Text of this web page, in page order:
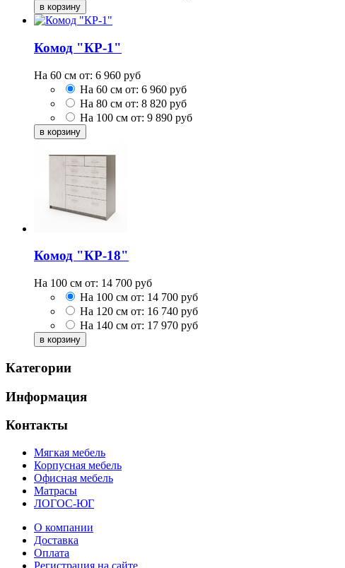
Комод "КР-1"
На 60 см от: 6 960 руб
На 60 см от: 6 960 руб
На 80 см от: 8 820 руб
На 100 см от: 9 890 руб
Комод "КР-18"
На 100 см от: 14 700 руб
На 100 см от: 14 700 руб
На 120 см от: 16 740 руб
На 140 см от: 17 970 руб
Категории
Информация
Контакты
Мягкая мебель
Корпусная мебель
Офисная мебель
Матрасы
ЛОГОС-ЮГ
О компании
Доставка
Оплата
Регистрация на сайте